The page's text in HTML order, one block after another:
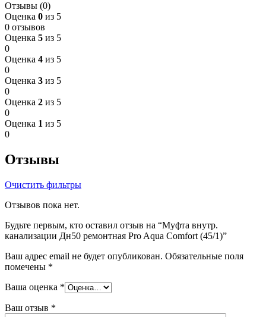
Отзывы (0)
Оценка 0 из 5
0 отзывов
Оценка 5 из 5
0
Оценка 4 из 5
0
Оценка 3 из 5
0
Оценка 2 из 5
0
Оценка 1 из 5
0
Отзывы
Очистить фильтры
Отзывов пока нет.
Будьте первым, кто оставил отзыв на “Муфта внутр.
канализации Дн50 ремонтная Pro Aqua Comfort (45/1)”
Ваш адрес email не будет опубликован. Обязательные поля
помечены *
Ваша оценка *
Ваш отзыв *